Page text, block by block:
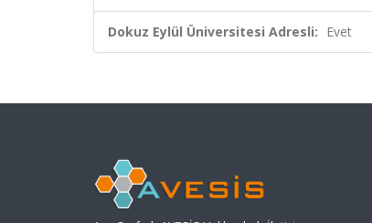
Dokuz Eylül Üniversitesi Adresli: Evet